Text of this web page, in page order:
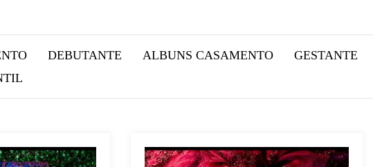
DEBUTANTE ALBUNS CASAMENTO
GESTANTE